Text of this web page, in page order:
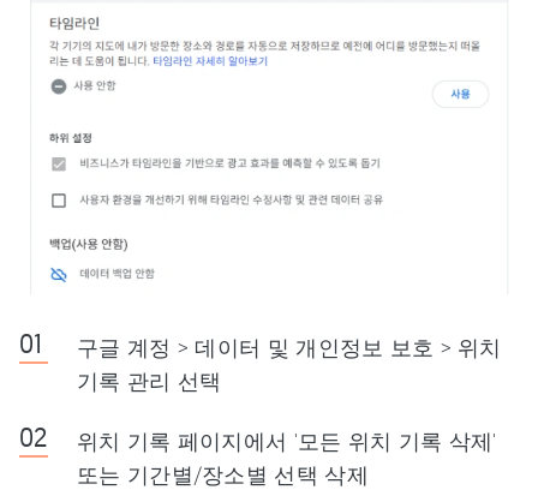
구글 계정 > 데이터 및 개인정보 보호 > 위치
기록 관리 선택
위치 기록 페이지에서 '모든 위치 기록 삭제'
또는 기간별/장소별 선택 삭제